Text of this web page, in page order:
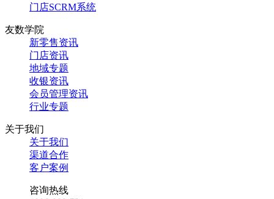
门店SCRM系统
友数学院
新零售资讯
门店资讯
地域专题
收银资讯
会员管理资讯
行业专题
关于我们
关于我们
渠道合作
客户案例
咨询热线